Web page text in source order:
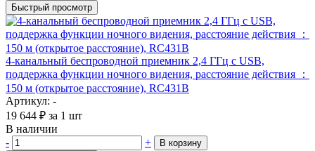
Быстрый просмотр
4-канальный беспроводной приемник 2,4 ГГц с USB,
поддержка функции ночного видения, расстояние действия ：
150 м (открытое расстояние), RC431B
Артикул: -
19 644 ₽ за 1 шт
В наличии
-
+
В корзину